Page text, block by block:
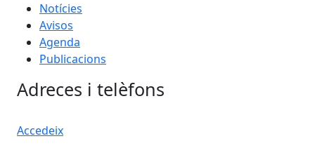
Notícies
Avisos
Agenda
Publicacions
Adreces i telèfons
Accedeix